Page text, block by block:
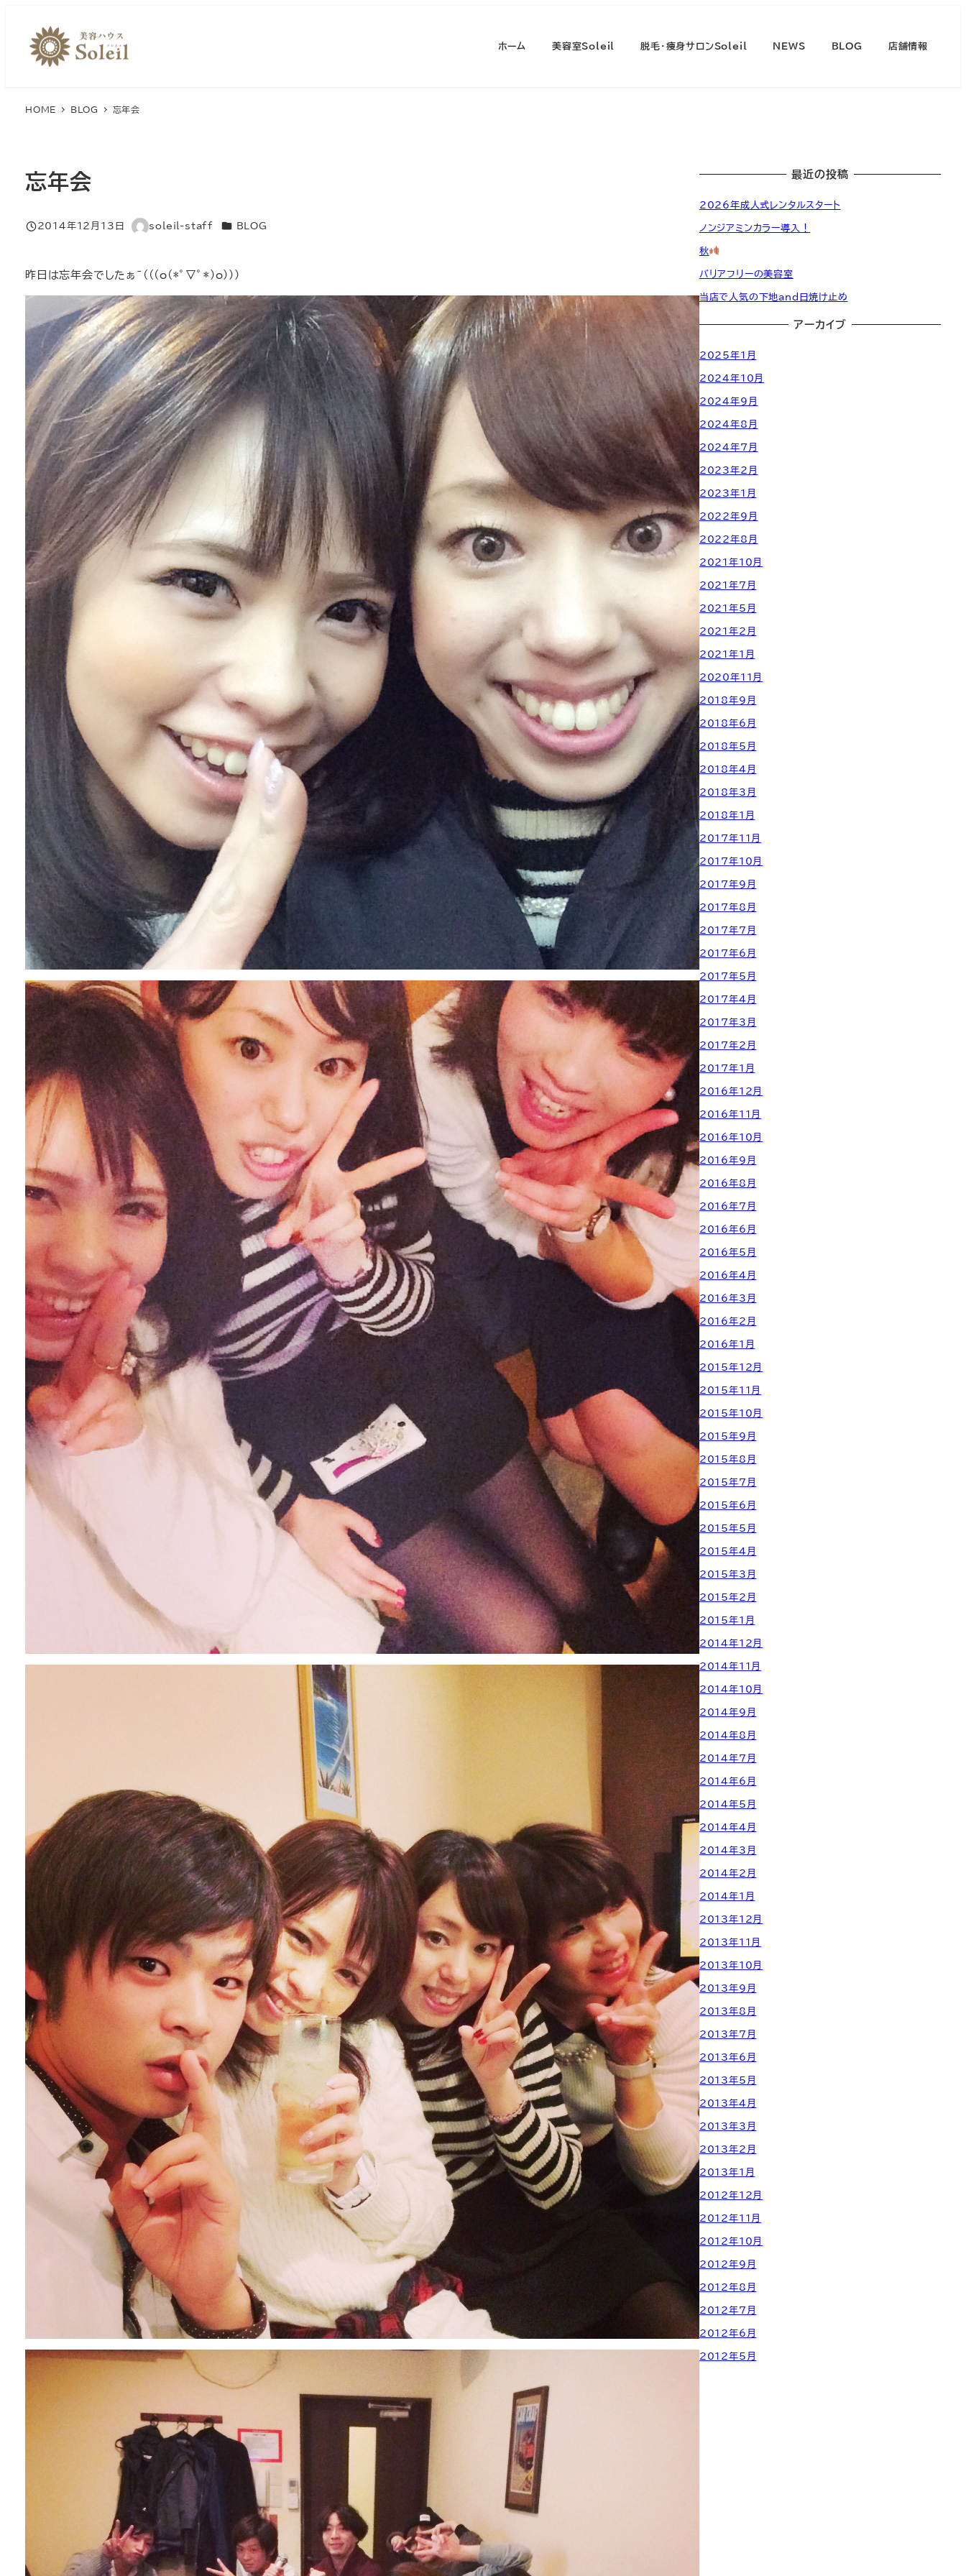
ホーム 美容室Soleil 脱毛・痩身サロンSoleil NEWS BLOG 店舗情報
HOME BLOG 忘年会
忘年会
投稿日
2014年12月13日
著
soleil-staff カテゴリー
BLOG
昨日は忘年会でしたぁ~(((o(*ﾟ▽ﾟ*)o)))
最近の投稿
2026年成人式レンタルスタート
ノンジアミンカラー導入！
秋
バリアフリーの美容室
当店で人気の下地and日焼け止め
アーカイブ
2025年1月
2024年10月
2024年9月
2024年8月
2024年7月
2023年2月
2023年1月
2022年9月
2022年8月
2021年10月
2021年7月
2021年5月
2021年2月
2021年1月
2020年11月
2018年9月
2018年6月
2018年5月
2018年4月
2018年3月
2018年1月
2017年11月
2017年10月
2017年9月
2017年8月
2017年7月
2017年6月
2017年5月
2017年4月
2017年3月
2017年2月
2017年1月
2016年12月
2016年11月
2016年10月
2016年9月
2016年8月
2016年7月
2016年6月
2016年5月
2016年4月
2016年3月
2016年2月
2016年1月
2015年12月
2015年11月
2015年10月
2015年9月
2015年8月
2015年7月
2015年6月
2015年5月
2015年4月
2015年3月
2015年2月
2015年1月
2014年12月
2014年11月
2014年10月
2014年9月
2014年8月
2014年7月
2014年6月
2014年5月
2014年4月
2014年3月
2014年2月
2014年1月
2013年12月
2013年11月
2013年10月
2013年9月
2013年8月
2013年7月
2013年6月
2013年5月
2013年4月
2013年3月
2013年2月
2013年1月
2012年12月
2012年11月
2012年10月
2012年9月
2012年8月
2012年7月
2012年6月
2012年5月